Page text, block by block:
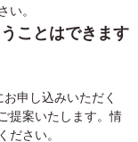
い。
ことはできます
お申し込みいただく
提案いたします。情
ださい。